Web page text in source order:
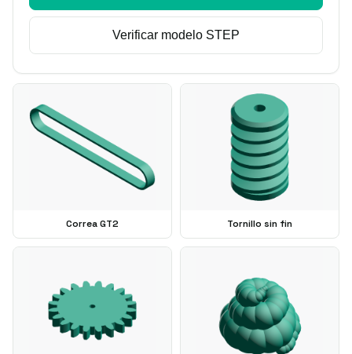
Verificar modelo STEP
Correa GT2 Tornillo sin fin